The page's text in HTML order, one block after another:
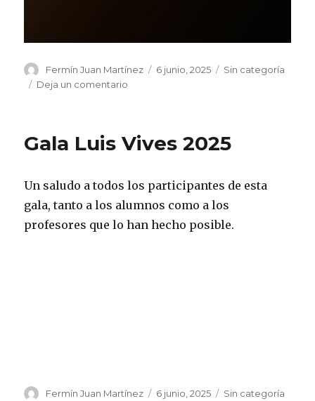
Autor
Fermín Juan Martínez
Publicado
6 junio, 2025 Categorías
Sin categoría
Deja un comentario
Gala Luis Vives 2025
Un saludo a todos los participantes de esta
gala, tanto a los alumnos como a los
profesores que lo han hecho posible.
Autor
Fermín Juan Martínez
Publicado
6 junio, 2025 Categorías
Sin categoría